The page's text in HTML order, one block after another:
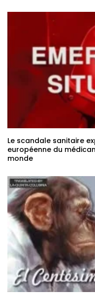
Le scandale sanitaire
européenne du
monde